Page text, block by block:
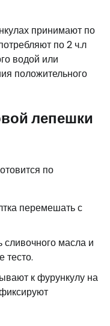
принимают по
по 2 ч.л
водой или
положительного
лепешки
по
перемешать с
сливочного масла и
тесто.
к фурункулу на